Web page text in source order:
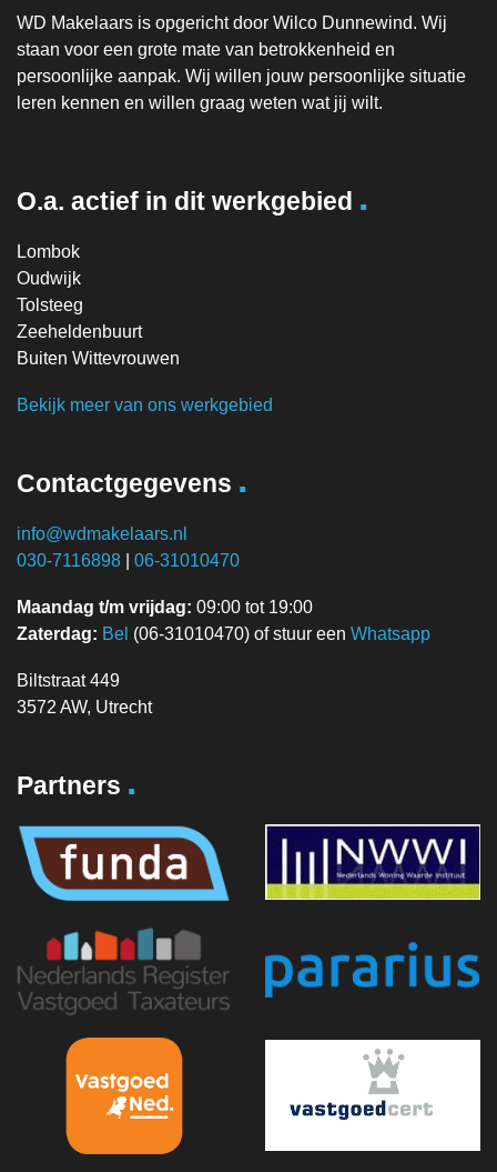
WD Makelaars is opgericht door Wilco Dunnewind. Wij
staan voor een grote mate van betrokkenheid en
persoonlijke aanpak. Wij willen jouw persoonlijke situatie
leren kennen en willen graag weten wat jij wilt.
O.a. actief in dit werkgebied .
Lombok
Oudwijk
Tolsteeg
Zeeheldenbuurt
Buiten Wittevrouwen
Bekijk meer van ons werkgebied
Contactgegevens .
info@wdmakelaars.nl
030-7116898
06-31010470
Maandag t/m vrijdag: 09:00 tot 19:00
Zaterdag: Bel (06-31010470) of stuur een Whatsapp
Biltstraat 449
3572 AW, Utrecht
Partners .